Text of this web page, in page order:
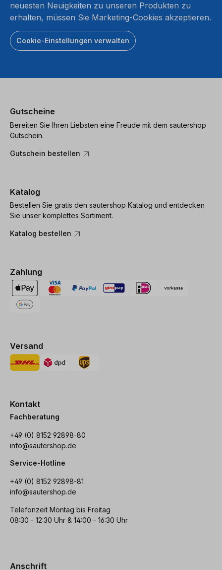
neuesten Neuigkeiten zu unseren Produkten zu
erhalten, müssen Sie Marketing-Cookies akzeptieren.
Cookie-Einstellungen verwalten
Gutscheine
Bereiten Sie Ihren Liebsten eine Freude mit dem sautershop
Gutschein.
Gutschein bestellen
Katalog
Bestellen Sie gratis den sautershop Katalog und entdecken
Sie unser komplettes Sortiment.
Katalog bestellen
Zahlung
Versand
Kontakt
Fachberatung
+49 (0) 8152 92898-80
info@sautershop.de
Service-Hotline
+49 (0) 8152 92898-81
info@sautershop.de
Telefonzeit Montag bis Freitag
08:30 - 12:30 Uhr & 14:00 - 16:30 Uhr
Anschrift